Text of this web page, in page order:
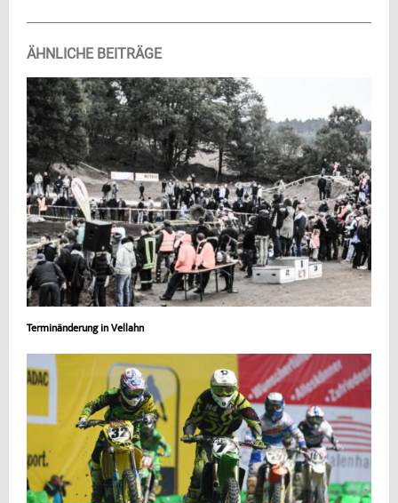
ÄHNLICHE BEITRÄGE
Terminänderung in Vellahn